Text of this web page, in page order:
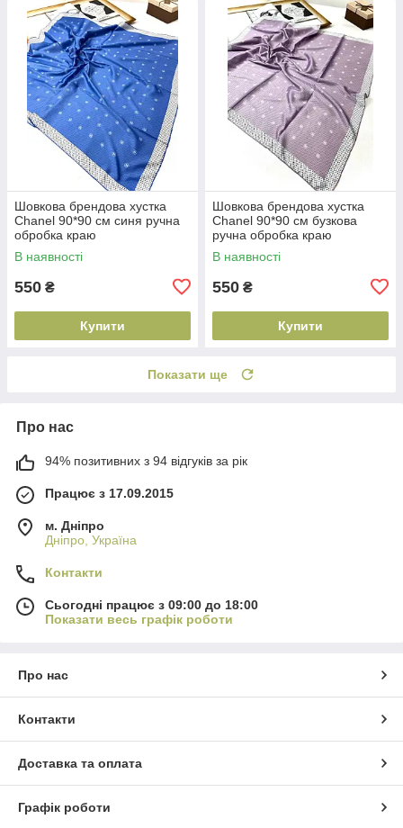
Шовкова брендова хустка
Chanel 90*90 см синя ручна
обробка краю
В наявності
550 ₴
Купити
Шовкова брендова хустка
Chanel 90*90 см бузкова
ручна обробка краю
В наявності
550 ₴
Купити
Показати ще
Про нас
94% позитивних з 94 відгуків за рік
Працює з 17.09.2015
м. Дніпро
Дніпро, Україна
Контакти
Сьогодні працює з 09:00 до 18:00
Показати весь графік роботи
Про нас
Контакти
Доставка та оплата
Графік роботи